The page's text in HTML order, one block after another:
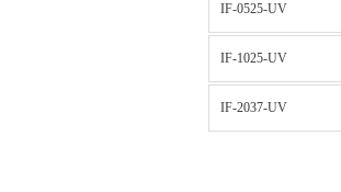
IF-0525-UV
IF-1025-UV
IF-2037-UV